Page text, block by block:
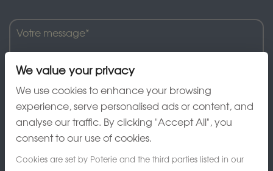
J'ai lu et accepte la charte de confidentialité
We value your privacy
We use cookies to enhance your browsing
experience, serve personalised ads or content, and
analyse our traffic. By clicking "Accept All", you
consent to our use of cookies.
Cookies are set by Poterie and the third parties listed in our